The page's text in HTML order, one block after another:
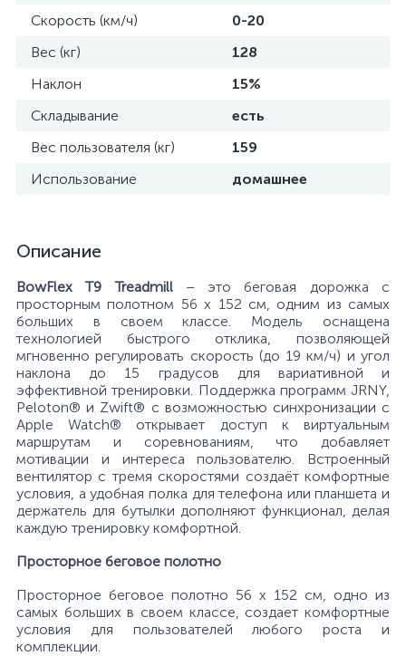
Скорость (км/ч)
0-20
Вес (кг)
128
Наклон
15%
Складывание
есть
Вес пользователя (кг)
159
Использование
домашнее
Описание
BowFlex T9 Treadmill – это беговая дорожка с
просторным полотном 56 х 152 см, одним из самых
больших в своем классе. Модель оснащена
технологией быстрого отклика, позволяющей
мгновенно регулировать скорость (до 19 км/ч) и угол
наклона до 15 градусов для вариативной и
эффективной тренировки. Поддержка программ JRNY,
Peloton® и Zwift® с возможностью синхронизации с
Apple Watch® открывает доступ к виртуальным
маршрутам и соревнованиям, что добавляет
мотивации и интереса пользователю. Встроенный
вентилятор с тремя скоростями создаёт комфортные
условия, а удобная полка для телефона или планшета и
держатель для бутылки дополняют функционал, делая
каждую тренировку комфортной.
Просторное беговое полотно
Просторное беговое полотно 56 х 152 см, одно из
самых больших в своем классе, создает комфортные
условия для пользователей любого роста и
комплекции.